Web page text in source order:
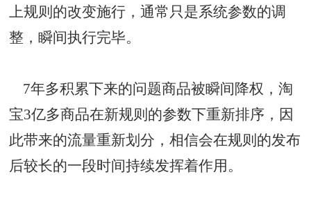
上规则的改变施行，通常只是系统参数的调
整，瞬间执行完毕。
7年多积累下来的问题商品被瞬间降权，淘
宝3亿多商品在新规则的参数下重新排序，因
此带来的流量重新划分，相信会在规则的发布
后较长的一段时间持续发挥着作用。